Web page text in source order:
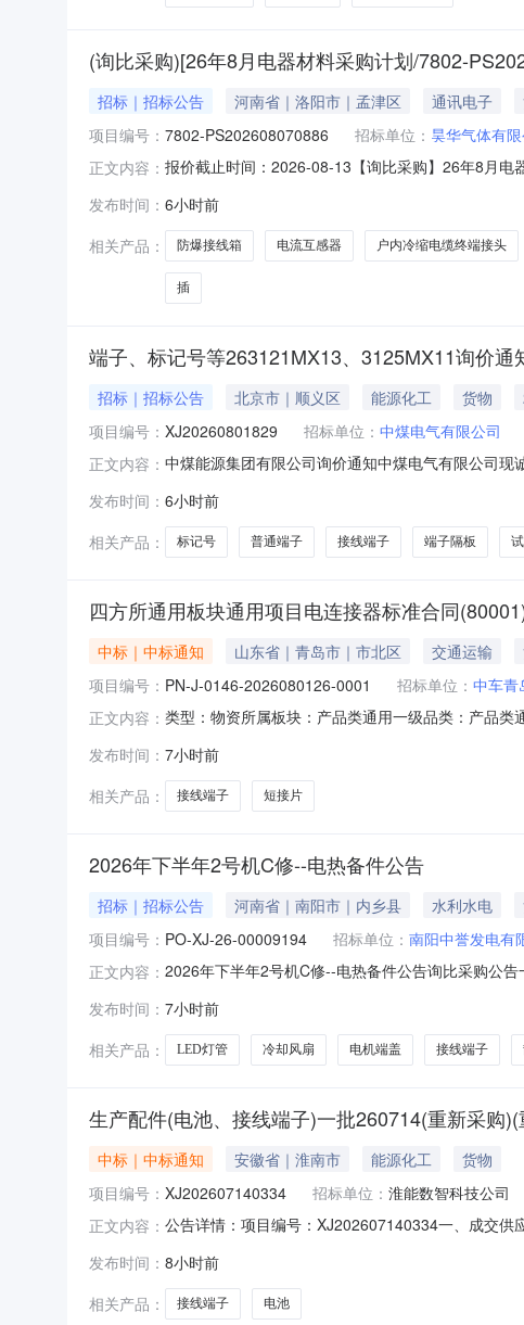
(询比采购)[26年8月电器材料采购计划/7802-
招标｜招标公告 河南省｜洛阳市｜孟津区 通讯电子
项目编号： 7802-PS202608070886 招标单位： 昊华气体有
正文内容： 报价截止时间：2026-08-13【询比采购】26年8月
NPT3/4"(外)-BNG/ExdⅡCT6-IP65-WF2，数量
发布时间： 6小时前
相关产品：
防爆接线箱 电流互感器 户内冷缩电缆终端接头
插
端子、标记号等263121MX13、3125MX11询价通
招标｜招标公告 北京市｜顺义区 能源化工 货物
项目编号： XJ20260801829 招标单位： 中煤电气有限公司
正文内容： 中煤能源集团有限公司询价通知中煤电气有限公司
登录中煤供应链系统（http://ego.chinacoal.com）后
发布时间： 6小时前
相关产品：
标记号 普通端子 接线端子 端子隔板
四方所通用板块通用项目电连接器标准合同
中标｜中标通知 山东省｜青岛市｜市北区 交通运输
项目编号： PN-J-0146-2026080126-0001 招标单位： 中车青
正文内容： 类型：物资所属板块：产品类通用一级品类：产品
备采购条件，现对【四方所通用板块通用项目电连
【物资】；2
发布时间： 7小时前
相关产品：
接线端子 短接片
2026年下半年2号机C修--电热备件公告
招标｜招标公告 河南省｜南阳市｜内乡县 水利水电
项目编号： PO-XJ-26-00009194 招标单位： 南阳中誉发电有
正文内容： 2026年下半年2号机C修--电热备件公告询比采购公
类型：公开十、报价要求：请根据明细清单填报含
发布时间： 7小时前
相关产品：
LED灯管 冷却风扇 电机端盖 接线端子
生产配件(电池、接线端子)一批260714(重新采购
中标｜中标通知 安徽省｜淮南市 能源化工
货物
项目编号： XJ202607140334 招标单位： 淮能数智科技公司
正文内容： 公告详情：项目编号：XJ202607140334一、成交
发布时间： 8小时前
相关产品：
接线端子 电池